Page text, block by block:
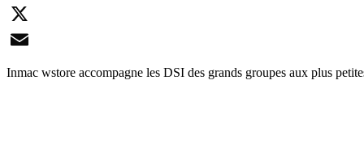
LinkedIn
X
Email
Inmac wstore accompagne les DSI des grands groupes aux plus